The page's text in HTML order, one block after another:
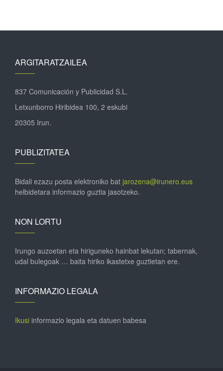
ARGITARATZAILEA
837 Comunicación y Publicidad S.L.
Letxunborro Hiribidea 100, 2 eskubi
20305 Irun.
PUBLIZITATEA
Bidali ezazu posta elektroniko bat jarozena@irunero.eus
helbidetara informazio guztia jasotzeko.
NON LORTU
Irungo auzoetan eta hiriguneko hainbat lekutan; tabernak,
udal bulegoak … baita hiriko ikastetxe guztietan ere.
INFORMAZIO LEGALA
Ikusi informazio legala eta datuen babesa